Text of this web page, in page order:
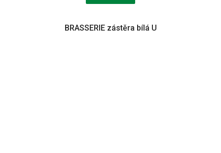
BRASSERIE zástěra bílá U